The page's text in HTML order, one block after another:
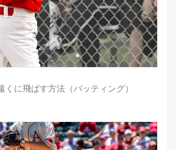
くに飛ばす方法（バッティング）